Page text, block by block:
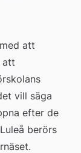
att
att
vill säga
efter de
berörs